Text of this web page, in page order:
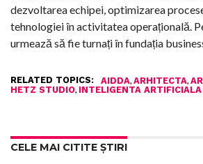
dezvoltarea echipei, optimizarea
tehnologiei în activitatea operațională.
urmează să fie turnați în fundația
RELATED TOPICS: AIDDA, ARHITECTA,
HETZ STUDIO, INTELIGENTA ARTIFICIALA
CELE MAI CITITE ȘTIRI